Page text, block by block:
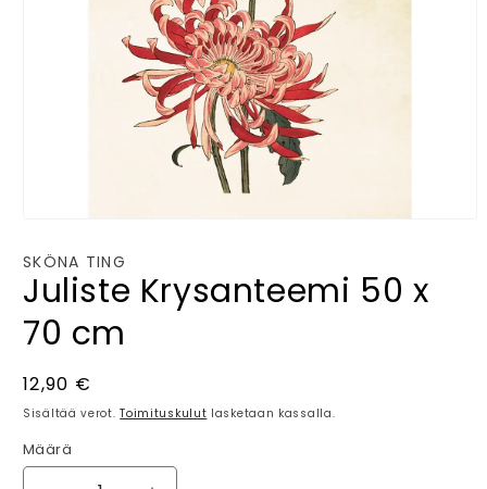
1
modaalisessa
ikkunassa
SKÖNA TING
Juliste Krysanteemi 50 x
70 cm
Normaalihinta
12,90 €
Sisältää verot.Toimituskulut lasketaan kassalla.
Määrä
Määrä